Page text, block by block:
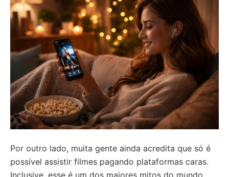
Por outro lado, muita gente ainda acredita que só é
possível assistir filmes pagando plataformas caras.
Inclusive, esse é um dos maiores mitos do mundo